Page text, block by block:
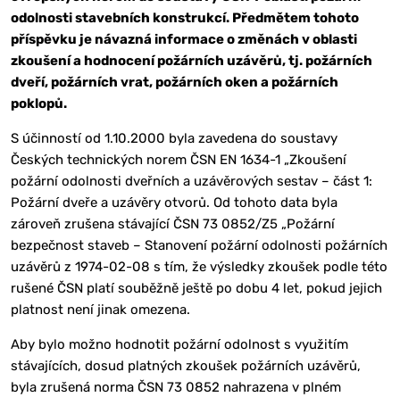
odolnosti stavebních konstrukcí. Předmětem tohoto
příspěvku je návazná informace o změnách v oblasti
zkoušení a hodnocení požárních uzávěrů, tj. požárních
dveří, požárních vrat, požárních oken a požárních
poklopů.
S účinností od 1.10.2000 byla zavedena do soustavy
Českých technických norem ČSN EN 1634-1 „Zkoušení
požární odolnosti dveřních a uzávěrových sestav – část 1:
Požární dveře a uzávěry otvorů. Od tohoto data byla
zároveň zrušena stávající ČSN 73 0852/Z5 „Požární
bezpečnost staveb – Stanovení požární odolnosti požárních
uzávěrů z 1974-02-08 s tím, že výsledky zkoušek podle této
rušené ČSN platí souběžně ještě po dobu 4 let, pokud jejich
platnost není jinak omezena.
Aby bylo možno hodnotit požární odolnost s využitím
stávajících, dosud platných zkoušek požárních uzávěrů,
byla zrušená norma ČSN 73 0852 nahrazena v plném